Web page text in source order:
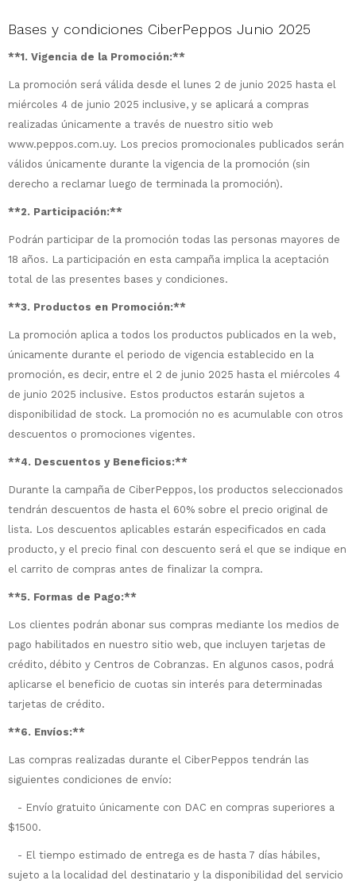
Bases y condiciones CiberPeppos Junio 2025
**1. Vigencia de la Promoción:**
La promoción será válida desde el lunes 2 de junio 2025 hasta el
miércoles 4 de junio 2025 inclusive, y se aplicará a compras
realizadas únicamente a través de nuestro sitio web
www.peppos.com.uy. Los precios promocionales publicados serán
válidos únicamente durante la vigencia de la promoción (sin
derecho a reclamar luego de terminada la promoción).
**2. Participación:**
Podrán participar de la promoción todas las personas mayores de
18 años. La participación en esta campaña implica la aceptación
total de las presentes bases y condiciones.
**3. Productos en Promoción:**
La promoción aplica a todos los productos publicados en la web,
únicamente durante el periodo de vigencia establecido en la
promoción, es decir, entre el 2 de junio 2025 hasta el miércoles 4
de junio 2025 inclusive. Estos productos estarán sujetos a
disponibilidad de stock. La promoción no es acumulable con otros
descuentos o promociones vigentes.
**4. Descuentos y Beneficios:**
Durante la campaña de CiberPeppos, los productos seleccionados
tendrán descuentos de hasta el 60% sobre el precio original de
lista. Los descuentos aplicables estarán especificados en cada
producto, y el precio final con descuento será el que se indique en
el carrito de compras antes de finalizar la compra.
**5. Formas de Pago:**
Los clientes podrán abonar sus compras mediante los medios de
pago habilitados en nuestro sitio web, que incluyen tarjetas de
crédito, débito y Centros de Cobranzas. En algunos casos, podrá
aplicarse el beneficio de cuotas sin interés para determinadas
tarjetas de crédito.
**6. Envíos:**
Las compras realizadas durante el CiberPeppos tendrán las
siguientes condiciones de envío:
- Envío gratuito únicamente con DAC en compras superiores a
$1500.
- El tiempo estimado de entrega es de hasta 7 días hábiles,
sujeto a la localidad del destinatario y la disponibilidad del servicio
Comprá ahora y Pagá
cuotas y sin tocar tu
tarjeta de crédito
Comprá en 3 cuotas sin recargo o hasta
en 12 cuotas * ¡Solo con tu cédula!
Verifica si estás calificado para comprar
Cédula de identidad
¡Tenés hasta
para comprar en las cuotas
Parece que no tenes oferta, lamentamos
el inconveniente, por cualquier duda
¡Algo salió mal!